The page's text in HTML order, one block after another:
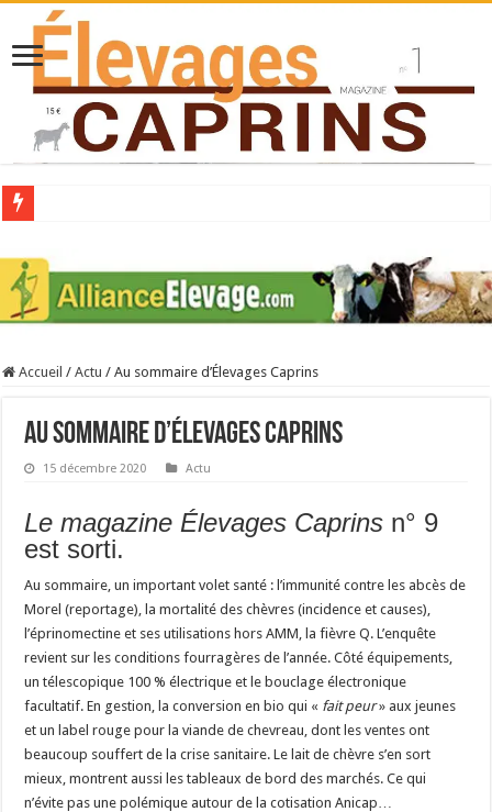
Stress thermique : quelles solutions concrètes pour protéger son troupeau ?
40 ans du Space : une présentation caprine quotidienne
La collecte de lait de chèvre confirme son rebond
Accueil / Actu / Au sommaire d’Élevages Caprins
Au sommaire d’Élevages Caprins
15 décembre 2020 Actu
Le magazine Élevages Caprins n° 9
est sorti.
Au sommaire, un important volet santé : l’immunité contre les abcès de
Morel (reportage), la mortalité des chèvres (incidence et causes),
l’éprinomectine et ses utilisations hors AMM, la fièvre Q. L’enquête
revient sur les conditions fourragères de l’année. Côté équipements,
un télescopique 100 % électrique et le bouclage électronique
facultatif. En gestion, la conversion en bio qui « fait peur» aux jeunes
et un label rouge pour la viande de chevreau, dont les ventes ont
beaucoup souffert de la crise sanitaire. Le lait de chèvre s’en sort
mieux, montrent aussi les tableaux de bord des marchés. Ce qui
n’évite pas une polémique autour de la cotisation Anicap…